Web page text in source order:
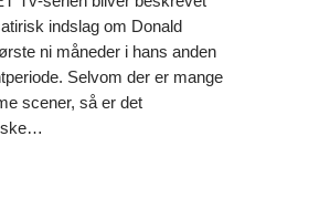
indslag om Donald
ni måneder i hans anden
Selvom der er mange
scener, så er det